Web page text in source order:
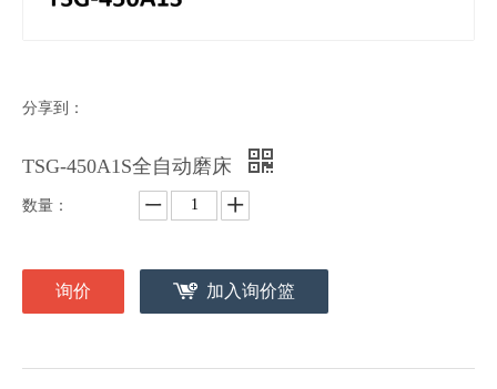
分享到：
TSG-450A1S全自动磨床
数量：
询价 加入询价篮